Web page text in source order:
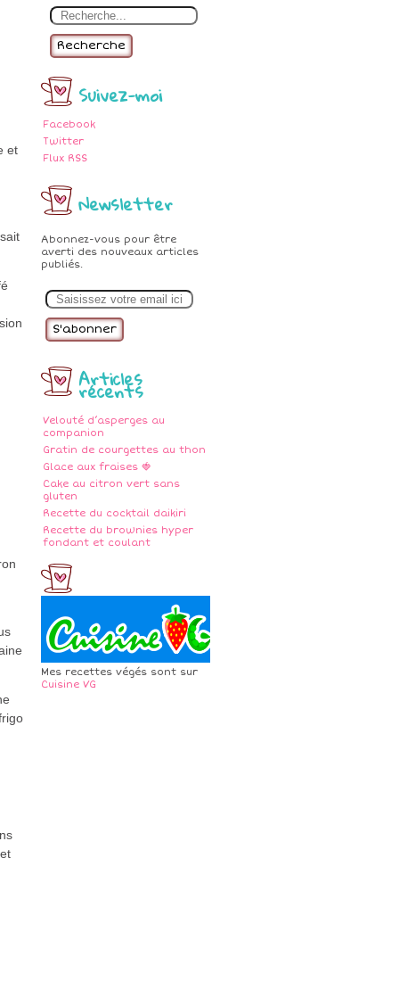
Recherche
Suivez-moi
Facebook
Twitter
Flux RSS
Newsletter
Abonnez-vous pour être
averti des nouveaux articles
publiés.
m
Articles
récents
Velouté d’asperges au
companion
Gratin de courgettes au thon
Glace aux fraises 🍓
Cake au citron vert sans
gluten
Recette du cocktail daikiri
Recette du brownies hyper
fondant et coulant
Mes recettes végés sont sur
Cuisine VG
et